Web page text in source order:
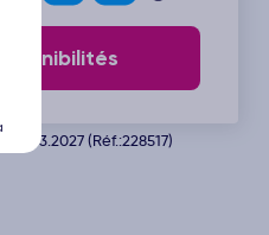
12.03.2027 (Réf.:228517)